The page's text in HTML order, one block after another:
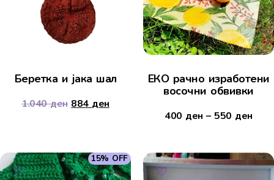
Беретка и јака шал
1.040ден 884 ден
ЕКО рачно изработени
восочни обвивки
400 ден – 550 ден
15% OFF